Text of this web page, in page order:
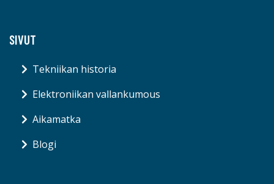
SIVUT
Tekniikan historia
Elektroniikan vallankumous
Aikamatka
Blogi